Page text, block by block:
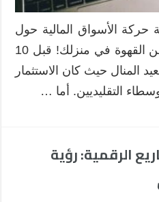
الرقمي
؟
مغلقة
حركة الأسواق المالية حول
العالم بينما تشرب فنجاناً من القهوة في منزلك! قبل 10
المنال حيث كان الاستثمار
التقليديين. أما …
الرقمية: رؤية